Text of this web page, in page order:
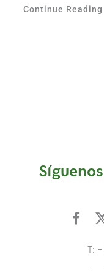
Continue Reading
T: